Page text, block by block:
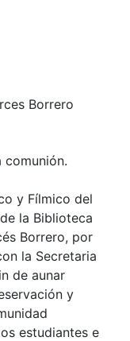
Borrero
comunión.
y Fílmico del
la Biblioteca
Borrero, por
la Secretaria
de aunar
y
estudiantes e